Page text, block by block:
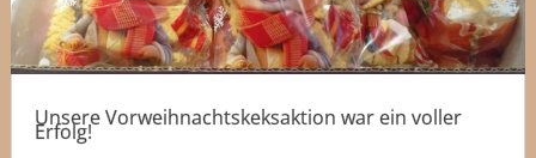
Unsere Vorweihnachtskeksaktion war ein voller
Erfolg!